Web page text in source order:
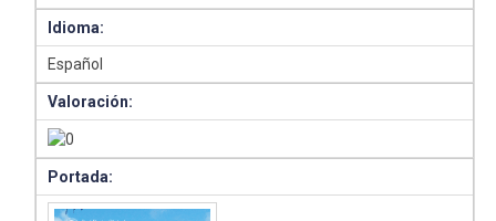
Idioma:
Español
Valoración:
Portada: